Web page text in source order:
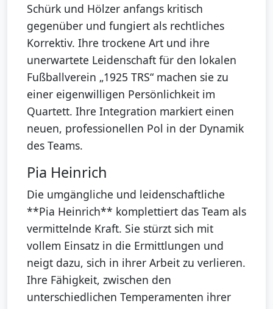
Schürk und Hölzer anfangs kritisch
gegenüber und fungiert als rechtliches
Korrektiv. Ihre trockene Art und ihre
unerwartete Leidenschaft für den lokalen
Fußballverein „1925 TRS“ machen sie zu
einer eigenwilligen Persönlichkeit im
Quartett. Ihre Integration markiert einen
neuen, professionellen Pol in der Dynamik
des Teams.
Pia Heinrich
Die umgängliche und leidenschaftliche
**Pia Heinrich** komplettiert das Team als
vermittelnde Kraft. Sie stürzt sich mit
vollem Einsatz in die Ermittlungen und
neigt dazu, sich in ihrer Arbeit zu verlieren.
Ihre Fähigkeit, zwischen den
unterschiedlichen Temperamenten ihrer